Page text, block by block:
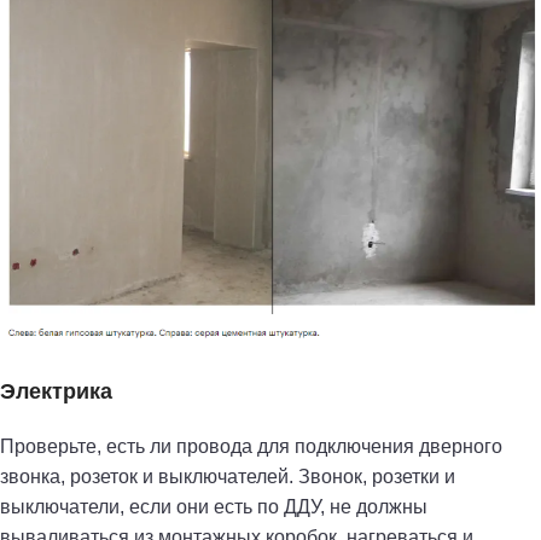
Электрика
Проверьте, есть ли провода для подключения дверного
звонка, розеток и выключателей. Звонок, розетки и
выключатели, если они есть по ДДУ, не должны